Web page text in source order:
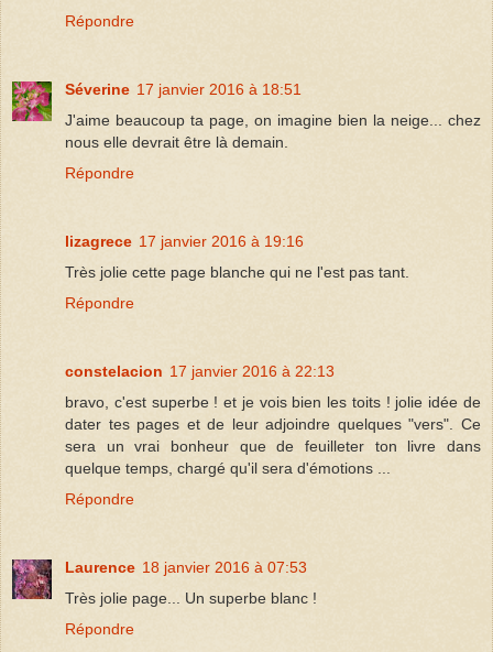
Répondre
Séverine 17 janvier 2016 à 18:51
J'aime beaucoup ta page, on imagine bien la neige... chez
nous elle devrait être là demain.
Répondre
lizagrece 17 janvier 2016 à 19:16
Très jolie cette page blanche qui ne l'est pas tant.
Répondre
constelacion 17 janvier 2016 à 22:13
bravo, c'est superbe ! et je vois bien les toits ! jolie idée de
dater tes pages et de leur adjoindre quelques "vers". Ce
sera un vrai bonheur que de feuilleter ton livre dans
quelque temps, chargé qu'il sera d'émotions ...
Répondre
Laurence 18 janvier 2016 à 07:53
Très jolie page... Un superbe blanc !
Répondre